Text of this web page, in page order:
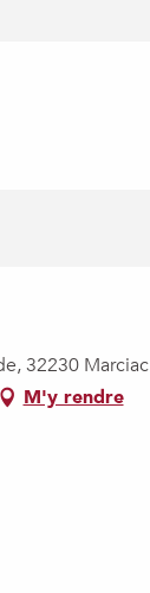
32230 Marciac
M'y rendre